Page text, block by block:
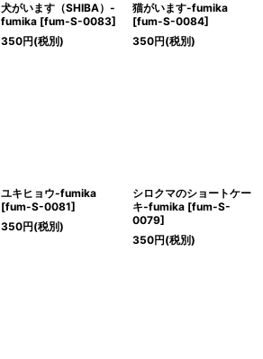
犬がいます（SHIBA）-
fumika [fum-S-0083]
350円(税別)
猫がいます-fumika
[fum-S-0084]
350円(税別)
ユキヒョウ-fumika
[fum-S-0081]
350円(税別)
シロクマのショートケー
キ-fumika [fum-S-
0079]
350円(税別)